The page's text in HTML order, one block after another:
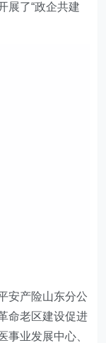
展了“政企共建
安产险山东分公
命老区建设促进
事业发展中心、